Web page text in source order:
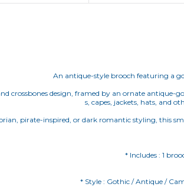
An antique-style brooch featuring a
crossbones design, framed by an ornate antique-
s, capes, jackets, hats, and
pirate-inspired, or dark romantic styling, this
* Includes : 1
* Style : Gothic / Antique /